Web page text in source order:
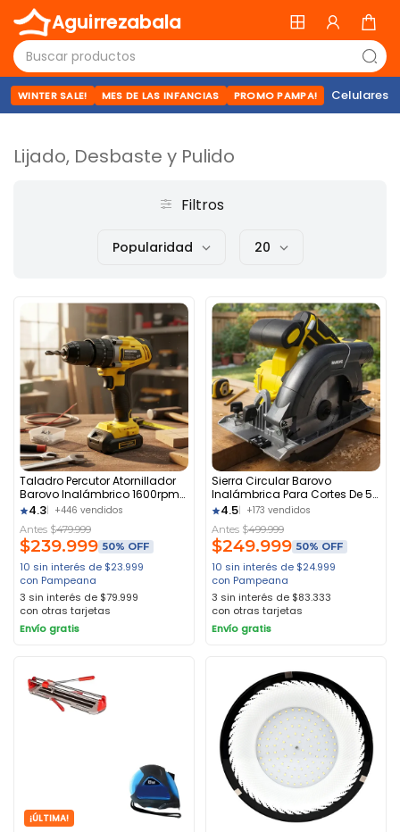
Aguirrezabala
WINTER SALE! MES DE LAS INFANCIAS PROMO PAMPA! Celulares
Lijado, Desbaste y Pulido
Filtros
Popularidad 20
Taladro Percutor Atornillador
Barovo Inalámbrico 1600rpm
Negro
4.3 +446 vendidos
Antes $479.999
$239.999 50% OFF
10 sin interés de $23.999
con Pampeana
3 sin interés de $79.999
con otras tarjetas
Envío gratis
Sierra Circular Barovo
Inalámbrica Para Cortes De 57
Mm, Sin Batería Amarillo
4.5 +173 vendidos
Antes $499.999
$249.999 50% OFF
10 sin interés de $24.999
con Pampeana
3 sin interés de $83.333
con otras tarjetas
Envío gratis
¡ÚLTIMA!